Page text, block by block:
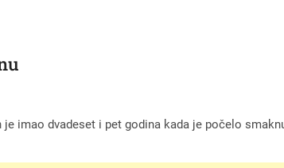
imao dvadeset i pet godina kada je počelo